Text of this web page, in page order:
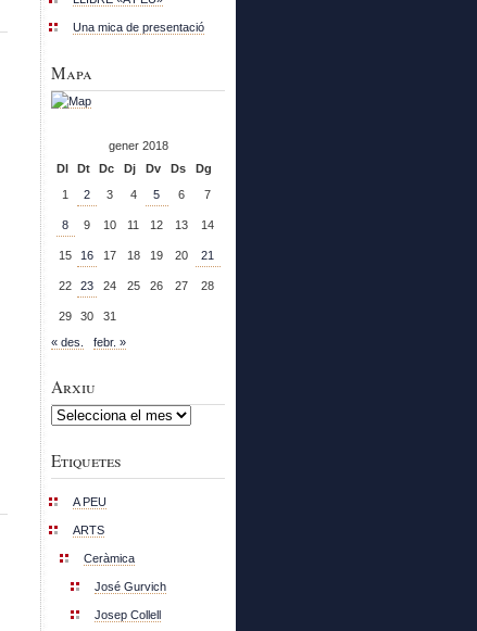
Una mica de presentació
Mapa
gener 2018
Dl
Dt Dc Dj Dv Ds
Dg
1
2 3 4 5 6 7
8 9 10 11 12 13 14
15 16 17 18 19 20 21
22 23 24 25 26 27 28
29 30
31
« des.
febr. »
Arxiu
Arxiu
Etiquetes
A PEU
ARTS
Ceràmica
José Gurvich
Josep Collell